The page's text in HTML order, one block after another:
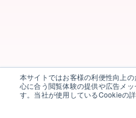
本サイトではお客様の利便性向上
心に合う閲覧体験の提供や広告メ
す。当社が使用しているCookieの詳